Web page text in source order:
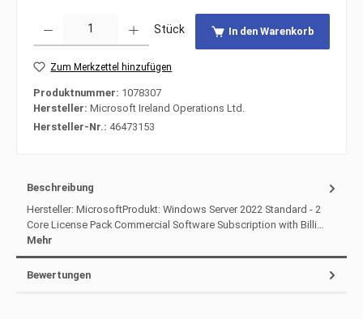
Stück In den Warenkorb
Zum Merkzettel hinzufügen
Produktnummer: 1078307
Hersteller: Microsoft Ireland Operations Ltd.
Hersteller-Nr.: 46473153
Beschreibung
Hersteller: MicrosoftProdukt: Windows Server 2022 Standard - 2
Core License Pack Commercial Software Subscription with Billi…
Mehr
Bewertungen